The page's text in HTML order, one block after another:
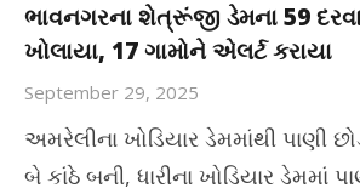
ભાવનગરના શેત્રૂંજી ડેમના 59
ખોલાયા, 17 ગામોને એલર્ટ કરાયા
September 29, 2025
અમરેલીના ખોડિયાર ડેમમાંથી પાણી
બે કાંઠે બની, ધારીના ખોડિયાર ડેમમાં